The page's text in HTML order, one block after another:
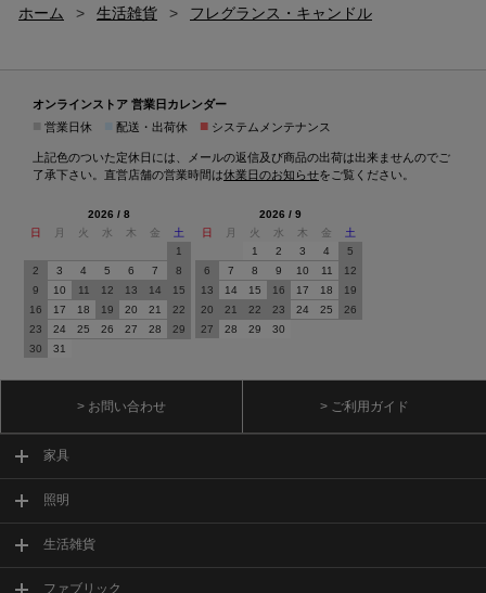
ホーム > 生活雑貨 > フレグランス・キャンドル
オンラインストア 営業日カレンダー
営業日休 配送・出荷休 ■ システムメンテナンス
上記色のついた定休日には、メールの返信及び商品の出荷は出来ませんのでご
了承下さい。直営店舗の営業時間は休業日のお知らせをご覧ください。
2026 / 8
日
月 火 水 木 金
土
1
2
3 4 5 6 7
8
9
10 11 12 13 14
15
16
17 18 19 20 21
22
23
24 25 26 27 28
29
30
31
2026 / 9
日
月 火 水 木 金
土
1
2 3 4
5
6
7 8 9 10 11
12
13
14 15 16 17 18
19
20
21 22 23 24 25
26
27
28 29 30
> お問い合わせ > ご利用ガイド
家具
照明
生活雑貨
ファブリック